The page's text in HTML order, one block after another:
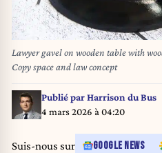
Lawyer gavel on wooden table with
Copy space and law concept
Publié parHarrison du Bus
4 mars 2026 à 04:20
Suis-nous sur GOOGLE NEWS